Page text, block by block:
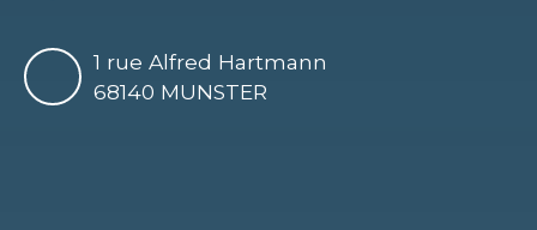
1 rue Alfred Hartmann
68140 MUNSTER